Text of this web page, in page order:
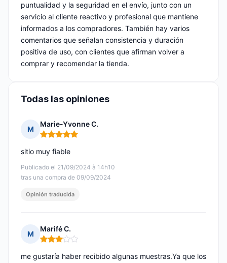
puntualidad y la seguridad en el envío, junto con un
servicio al cliente reactivo y profesional que mantiene
informados a los compradores. También hay varios
comentarios que señalan consistencia y duración
positiva de uso, con clientes que afirman volver a
comprar y recomendar la tienda.
Todas las opiniones
M
Marie-Yvonne C.
Nota: 5 de 5
Publicado el 21/09/2024 à 14h10
tras una compra de 09/09/2024
sitio muy fiable
Opinión traducida
M
Marifé C.
Nota: 3 de 5
me gustaría haber recibido algunas muestras.Ya que los